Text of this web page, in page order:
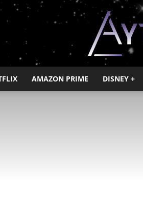
AMAZON PRIME DISNEY +